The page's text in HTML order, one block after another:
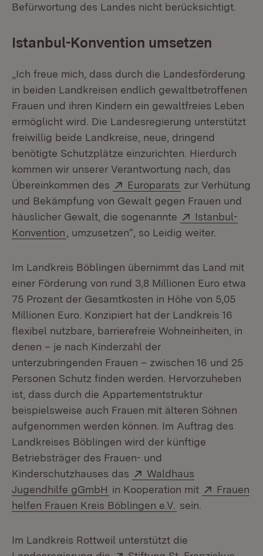
Befürwortung des Landes nicht berücksichtigt.
Istanbul-Konvention umsetzen
„Ich freue mich, dass durch die Landesförderung
in beiden Landkreisen endlich gewaltbetroffenen
Frauen und ihren Kindern ein gewaltfreies Leben
ermöglicht wird. Die Landesregierung unterstützt
freiwillig beide Landkreise, neue, dringend
benötigte Schutzplätze einzurichten. Hierdurch
kommen wir unserer Verantwortung nach, das
Übereinkommen des
Extern:
Europarats (Öffnet in
zur Verhütung
und Bekämpfung von Gewalt gegen Frauen und
häuslicher Gewalt, die sogenannte
Extern:
Istanbul-
Konvention (Öffnet in neuem Fenster)
, umzusetzen“, so Leidig weiter.
Im Landkreis Böblingen übernimmt das Land mit
einer Förderung von rund 3,8 Millionen Euro etwa
75 Prozent der Gesamtkosten in Höhe von 5,05
Millionen Euro. Konzipiert hat der Landkreis 16
flexibel nutzbare, barrierefreie Wohneinheiten, in
denen – je nach Kinderzahl der
unterzubringenden Frauen – zwischen 16 und 25
Personen Schutz finden werden. Hervorzuheben
ist, dass durch die Appartementstruktur
beispielsweise auch Frauen mit älteren Söhnen
aufgenommen werden können. Im Auftrag des
Landkreises Böblingen wird der künftige
Betriebsträger des Frauen- und
Kinderschutzhauses das
Extern:
Waldhaus
Jugendhilfe gGmbH (Öffnet in neuem Fenster)
in Kooperation mit Extern:
Frauen
helfen Frauen Kreis Böblingen e.V. (Öffnet in neuem
sein.
Im Landkreis Rottweil unterstützt die